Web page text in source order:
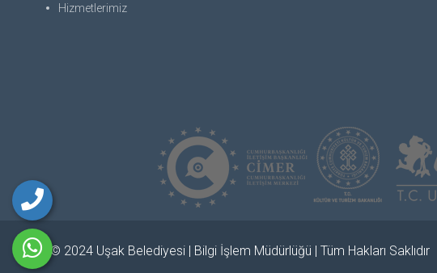
Hizmetlerimiz
© 2024 Uşak Belediyesi | Bilgi İşlem Müdürlüğü | Tüm Hakları Saklıdır